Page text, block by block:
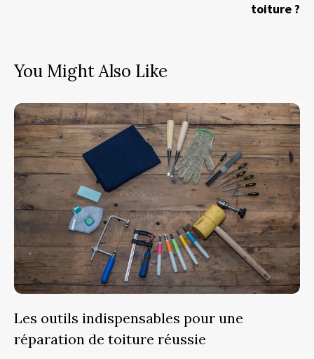
toiture ?
You Might Also Like
Les outils indispensables pour une
réparation de toiture réussie